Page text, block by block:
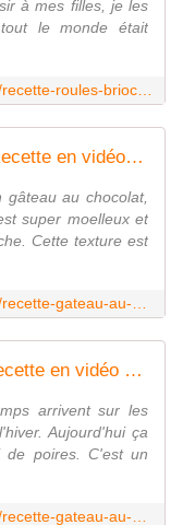
à mes filles, je les
le monde était
Gâteau au chocolat de Nancy - Recette en vidéo - www.sucreetepices.com
au chocolat,
super moelleux et
Cette texture est
Gâteau au chocolat et poires - Recette en vidéo - www.sucreetepices.com
arrivent sur les
Aujourd'hui ça
de poires. C'est un